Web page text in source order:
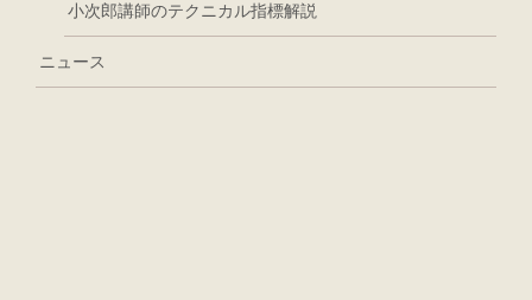
小次郎講師のテクニカル指標解説
ニュース